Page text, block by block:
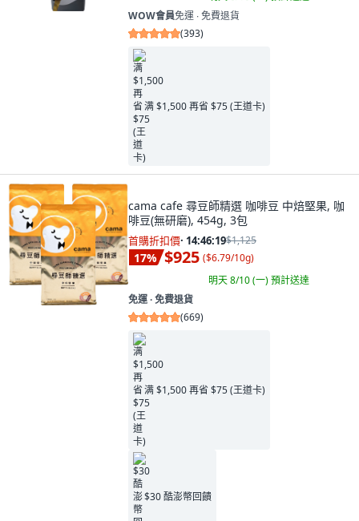
WOW會員免運 ∙ 免費退貨
(393)
满 $1,500 再省 $75 (王道卡)
cama cafe 尋豆師精選 咖啡豆 中焙堅果, 咖
啡豆(無研磨), 454g, 3包
首購折扣價· 14:46:17$1,125
17% $925 ($6.79/10g)
明天 8/10 (一)預計送達
免運 ∙ 免費退貨
(669)
满 $1,500 再省 $75 (王道卡)
$30 酷澎幣回饋